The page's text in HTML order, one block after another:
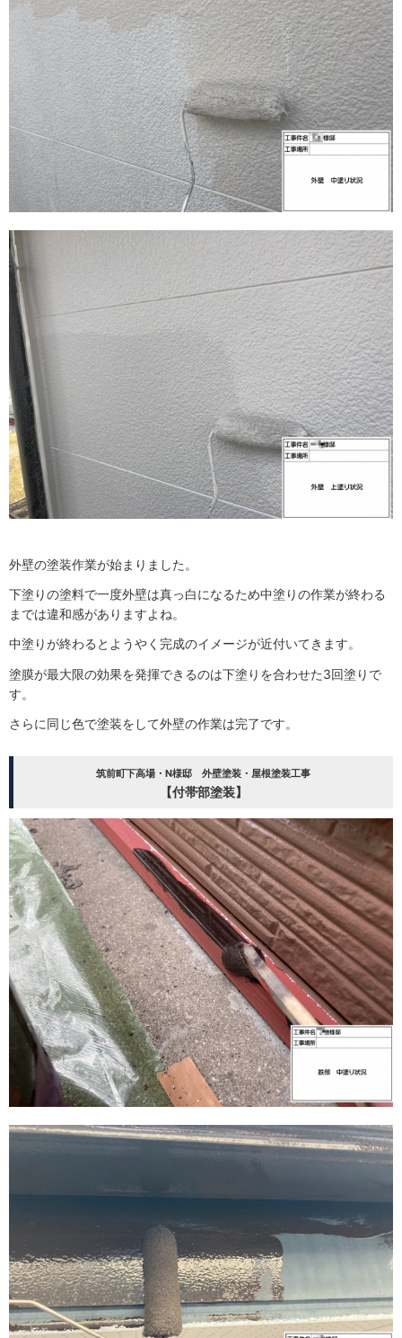
外壁の塗装作業が始まりました。
下塗りの塗料で一度外壁は真っ白になるため中塗りの作業が終わる
までは違和感がありますよね。
中塗りが終わるとようやく完成のイメージが近付いてきます。
塗膜が最大限の効果を発揮できるのは下塗りを合わせた3回塗りで
す。
さらに同じ色で塗装をして外壁の作業は完了です。
筑前町下高場・N様邸 外壁塗装・屋根塗装工事
【付帯部塗装】